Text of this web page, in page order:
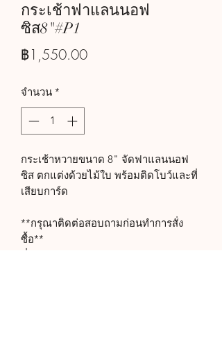
กระเช้าฟาแลนนอฟ
ซิส8"#P1
฿1,550.00ราคา
จำนวน *
กระเช้าหวายขนาด 8" จัดฟาแลนนอฟ
ซิส ตกแต่งด้วยไม้ใบ พร้อมติดโบว์และที่
เสียบการ์ด
**กรุณาติดต่อสอบถามก่อนทำการสั่ง
ซื้อ**
ที่ Line Official : @manaorchid